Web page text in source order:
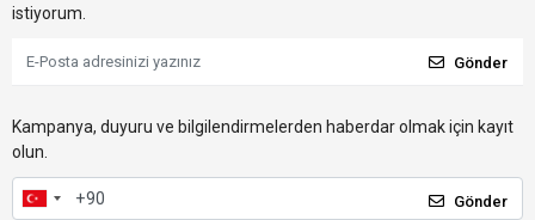
istiyorum.
Gönder
Kampanya, duyuru ve bilgilendirmelerden haberdar olmak için kayıt
olun.
Gönder